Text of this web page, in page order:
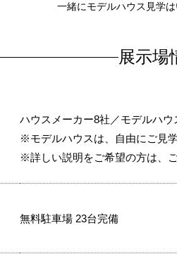
一緒にモデルハウス見学
展示場
ハウスメーカー8社／モデルハウ
※モデルハウスは、自由にご見学
※詳しい説明をご希望の方は、
無料駐車場 23台完備